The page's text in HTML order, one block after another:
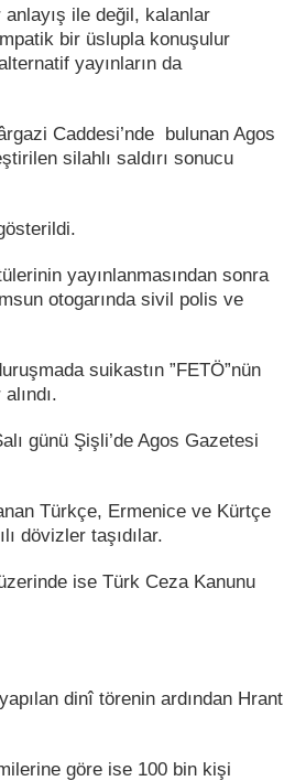
anlayış ile değil, kalanlar
bir üslupla konuşulur
yayınların da
Caddesi’nde bulunan Agos
silahlı saldırı sonucu
yayınlanmasından sonra
otogarında sivil polis ve
suikastın ”FETÖ”nün
günü Şişli’de Agos Gazetesi
Türkçe, Ermenice ve Kürtçe
dövizler taşıdılar.
ise Türk Ceza Kanunu
dinî törenin ardından Hrant
göre ise 100 bin kişi